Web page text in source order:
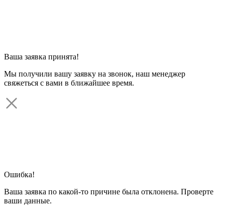
Ваша заявка принята!
Мы получили вашу заявку на звонок, наш менеджер
свяжеться с вами в ближайшее время.
Ошибка!
Ваша заявка по какой-то причине была отклонена. Проверте
ваши данные.